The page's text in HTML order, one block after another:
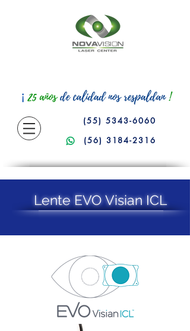
(56) 3184-2316
(55) 5343-6060
Lente EVO Visian ICL